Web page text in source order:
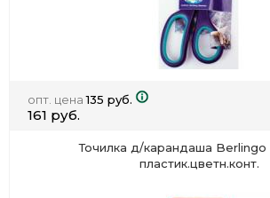
опт. цена135 руб.
161 руб.
Точилка д/карандаша
пластик.цветн.конт.